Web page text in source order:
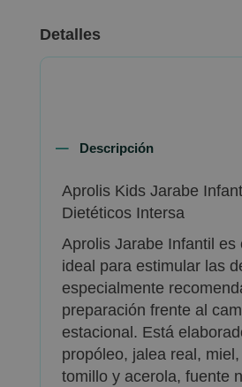
Detalles
Descripción
Aprolis Kids Jarabe
Dietéticos Intersa
Aprolis Jarabe Infantil es
ideal para estimular las
especialmente
preparación frente al
estacional. Está
propóleo, jalea real,
tomillo y acerola, fuente